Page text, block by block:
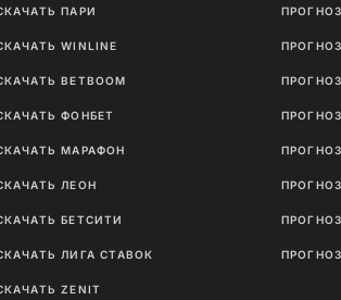
ПАРИ
WINLINE
BETBOOM
ФОНБЕТ
МАРАФОН
ЛЕОН
БЕТСИТИ
ЛИГА СТАВОК
ZENIT